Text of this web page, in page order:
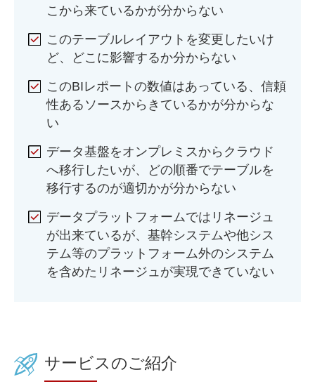
こから来ているかが分からない
このテーブルレイアウトを変更したいけ
ど、どこに影響するか分からない
このBIレポートの数値はあっている、信頼
性あるソースからきているかが分からな
い
データ基盤をオンプレミスからクラウド
へ移行したいが、どの順番でテーブルを
移行するのが適切かが分からない
データプラットフォームではリネージュ
が出来ているが、基幹システムや他シス
テム等のプラットフォーム外のシステム
を含めたリネージュが実現できていない
サービスのご紹介